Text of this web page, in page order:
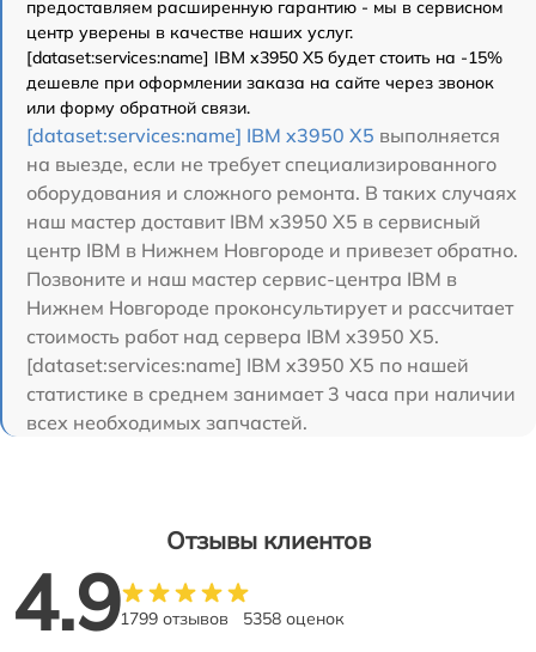
предоставляем расширенную гарантию - мы в сервисном
центр уверены в качестве наших услуг.
[dataset:services:name] IBM x3950 X5 будет стоить на -15%
дешевле при оформлении заказа на сайте через звонок
или форму обратной связи.
[dataset:services:name] IBM x3950 X5 выполняется
на выезде, если не требует специализированного
оборудования и сложного ремонта. В таких случаях
наш мастер доставит IBM x3950 X5 в сервисный
центр IBM в Нижнем Новгороде и привезет обратно.
Позвоните и наш мастер сервис-центра IBM в
Нижнем Новгороде проконсультирует и рассчитает
стоимость работ над сервера IBM x3950 X5.
[dataset:services:name] IBM x3950 X5 по нашей
статистике в среднем занимает 3 часа при наличии
всех необходимых запчастей.
Отзывы клиентов
4.91799 отзывов 5358 оценок